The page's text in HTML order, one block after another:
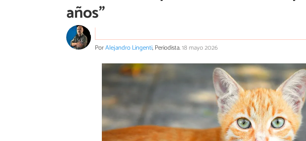
años”
PorAlejandro Lingenti, Periodista.18 mayo 2026